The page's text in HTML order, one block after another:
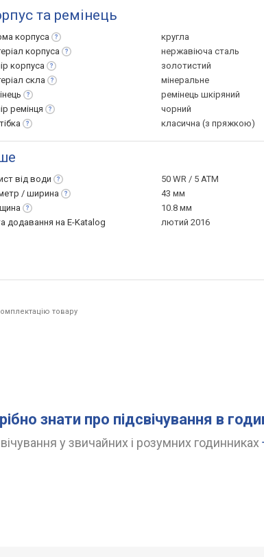
та ремінець
корпуса
кругла
корпуса
нержавіюча сталь
корпуса
золотистий
скла
мінеральне
ремінець шкіряний
ремінця
чорний
класична (з пряжкою)
від води
50 WR / 5 ATM
/ ширина
43 мм
10.8 мм
додавання на E-Katalog
лютий 2016
товару
знати про підсвічування в
у звичайних і розумних годинниках